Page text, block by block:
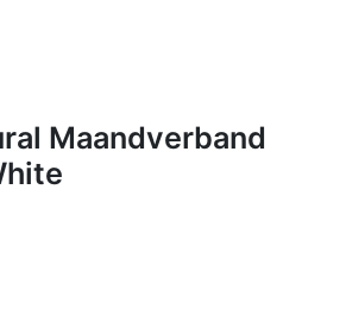
Maandverband